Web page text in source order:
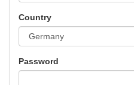
Country
Password